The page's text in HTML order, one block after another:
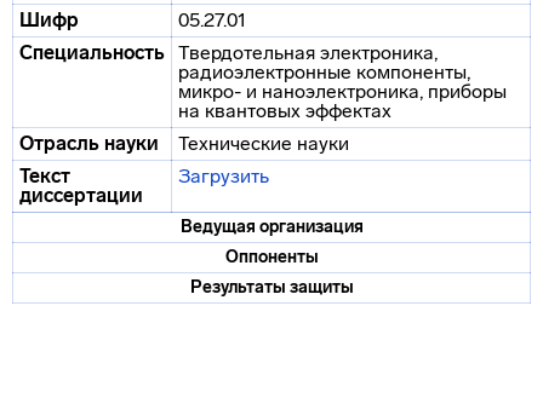
Шифр
05.27.01
Специальность Твердотельная электроника,
радиоэлектронные компоненты,
микро- и наноэлектроника, приборы
на квантовых эффектах
Отрасль науки
Технические науки
Текст
диссертации
Загрузить
Ведущая организация
Оппоненты
Результаты защиты